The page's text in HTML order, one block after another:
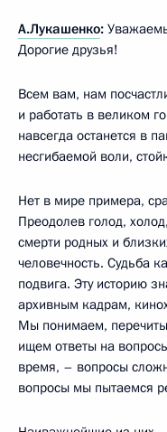
А.Лукашенко:
Дорогие друзья!
Всем вам, нам
и работать в великом
навсегда останется в
несгибаемой воли,
Нет в мире примера,
Преодолев голод,
смерти родных и
человечность. Судьба
подвига. Эту историю
архивным кадрам,
Мы понимаем,
ищем ответы на
время, – вопросы
вопросы мы пытаемся